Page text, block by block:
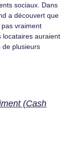
sociaux. Dans
a découvert que
vraiment
locataires auraient
de plusieurs
(Cash